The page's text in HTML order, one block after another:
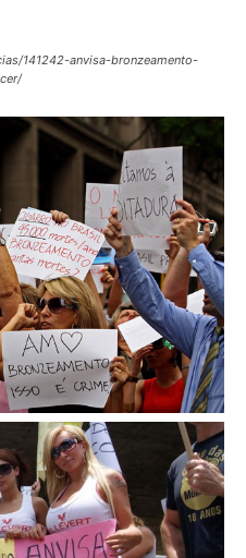
141242-anvisa-bronzeamento-